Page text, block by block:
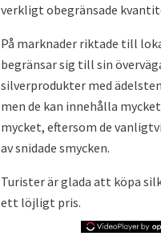
verkligt obegränsade
På marknader riktade till
begränsar sig till sin
silverprodukter med
men de kan innehålla
mycket, eftersom de
av snidade smycken.
Turister är glada att köpa
ett löjligt pris.